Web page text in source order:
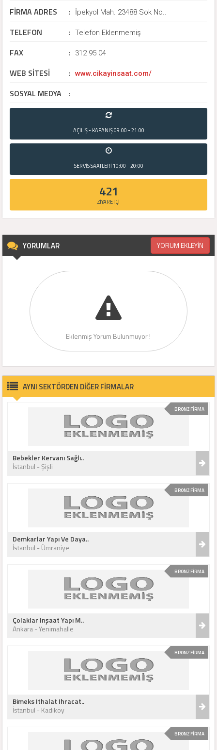
FİRMA ADRES : İpekyol Mah. 23488 Sok No..
TELEFON : Telefon Eklenmemiş
FAX : 312 95 04
WEB SİTESİ : www.cikayinsaat.com/
SOSYAL MEDYA :
AÇILIŞ - KAPANIŞ09:00 - 21:00
SERVİS SAATLERİ 10:00 - 20:00
421
ZİYARETÇİ
YORUMLAR YORUM EKLEYİN
Eklenmiş Yorum Bulunmuyor !
AYNI SEKTÖRDEN DİĞER FİRMALAR
BRONZ FİRMA
Bebekler Kervanı Sağlı..
İstanbul - Şişli
BRONZ FİRMA
Demkarlar Yapı Ve Daya..
İstanbul - Ümraniye
BRONZ FİRMA
Çolaklar Inşaat Yapı M..
Ankara - Yenimahalle
BRONZ FİRMA
Bimeks Ithalat Ihracat..
İstanbul - Kadıköy
BRONZ FİRMA